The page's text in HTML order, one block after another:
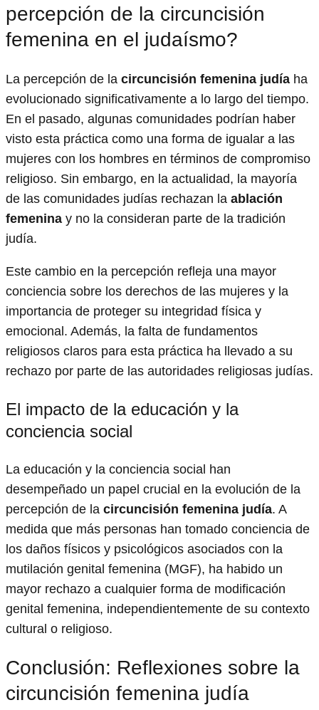
percepción de la circuncisión
femenina en el judaísmo?
La percepción de la circuncisión femenina judía ha
evolucionado significativamente a lo largo del tiempo.
En el pasado, algunas comunidades podrían haber
visto esta práctica como una forma de igualar a las
mujeres con los hombres en términos de compromiso
religioso. Sin embargo, en la actualidad, la mayoría
de las comunidades judías rechazan la ablación
femenina y no la consideran parte de la tradición
judía.
Este cambio en la percepción refleja una mayor
conciencia sobre los derechos de las mujeres y la
importancia de proteger su integridad física y
emocional. Además, la falta de fundamentos
religiosos claros para esta práctica ha llevado a su
rechazo por parte de las autoridades religiosas judías.
El impacto de la educación y la
conciencia social
La educación y la conciencia social han
desempeñado un papel crucial en la evolución de la
percepción de la circuncisión femenina judía. A
medida que más personas han tomado conciencia de
los daños físicos y psicológicos asociados con la
mutilación genital femenina (MGF), ha habido un
mayor rechazo a cualquier forma de modificación
genital femenina, independientemente de su contexto
cultural o religioso.
Conclusión: Reflexiones sobre la
circuncisión femenina judía